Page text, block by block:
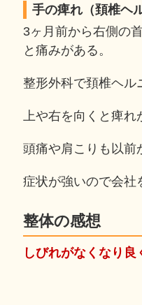
手の痺れ（頚椎ヘ
3ヶ月前から右側の
と痛みがある。
整形外科で頚椎ヘル
上や右を向くと痺れ
頭痛や肩こりも以前
症状が強いので会社
整体の感想
しびれがなくなり良